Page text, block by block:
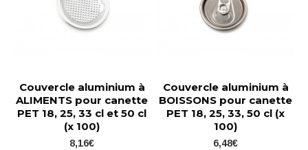
Couvercle aluminium à
ALIMENTS pour canette
PET 18, 25, 33 cl et 50 cl
(x 100)
8,16€
Couvercle aluminium à
BOISSONS pour canette
PET 18, 25, 33, 50 cl (x
100)
6,48€